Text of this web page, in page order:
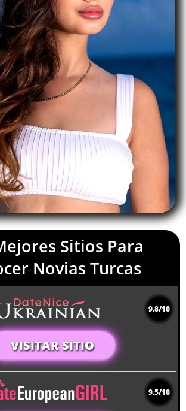
Sitios Para
Novias Turcas
9.8/10
VISITAR SITIO
9.5/10